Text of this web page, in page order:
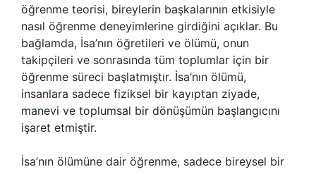
öğrenme teorisi, bireylerin başkalarının etkisiyle
nasıl öğrenme deneyimlerine girdiğini açıklar. Bu
bağlamda, İsa’nın öğretileri ve ölümü, onun
takipçileri ve sonrasında tüm toplumlar için bir
öğrenme süreci başlatmıştır. İsa’nın ölümü,
insanlara sadece fiziksel bir kayıptan ziyade,
manevi ve toplumsal bir dönüşümün başlangıcını
işaret etmiştir.
İsa’nın ölümüne dair öğrenme, sadece bireysel bir